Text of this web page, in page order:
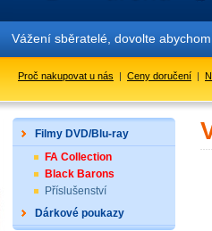
Vážení sběratelé, dovolte
Proč nakupovat u nás | Ceny doručení |
Filmy DVD/Blu-ray
FA Collection
Black Barons
Příslušenství
Dárkové poukazy